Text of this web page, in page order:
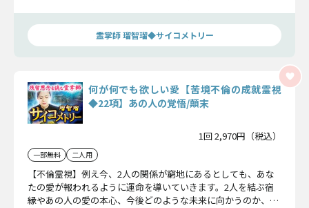
霊掌師 瑠智瑠◆サイコメトリー
何が何でも欲しい愛【苦境不倫の成就霊視
◆22項】あの人の覚悟/顛末
1回 2,970円（税込）
一部無料 二人用
【不倫霊視】例え今、2人の関係が窮地にあるとしても、あな
たの愛が報われるように運命を導いていきます。2人を結ぶ宿
縁やあの人の愛の本心、今後どのような未来に向かうのか、不